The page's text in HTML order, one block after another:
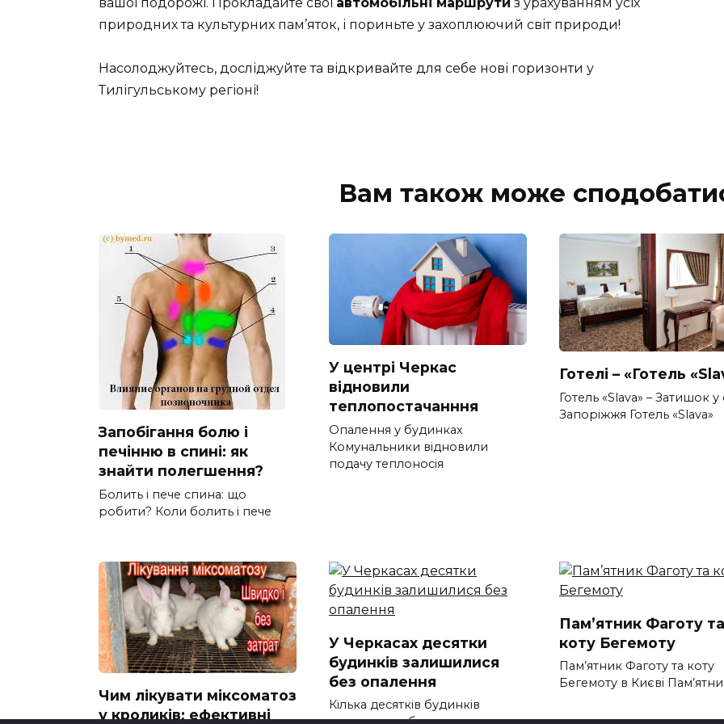
природних та культурних пам’яток, і пориньте у захоплюючий світ природи!
Насолоджуйтесь, досліджуйте та відкривайте для себе нові горизонти у
Тилігульському регіоні!
Вам також може
Запобігання болю і
печінню в спині: як
знайти полегшення?
Болить і пече спина: що
робити? Коли болить і пече
У центрі Черкас
відновили
теплопостачанння
Опалення у будинках
Комунальники відновили
подачу теплоносія
Готелі – «Готель
Готель «Slava» – Затишок у
Запоріжжя Готель «Slava»
Чим лікувати міксоматоз
у кроликів: ефективні
У Черкасах десятки
будинків залишилися
без опалення
Кілька десятків будинків
Пам’ятник Фаготу та
коту Бегемоту
Пам’ятник Фаготу та коту
Бегемоту в Києві